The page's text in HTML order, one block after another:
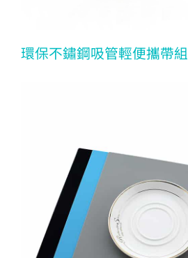
環保不鏽鋼吸管輕便攜帶組